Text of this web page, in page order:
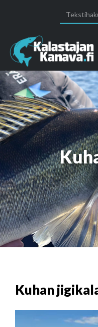
for:
Kuhan